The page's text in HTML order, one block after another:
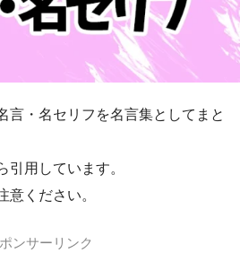
言・名セリフを名言集としてまと
引用しています。
意ください。
ンサーリンク